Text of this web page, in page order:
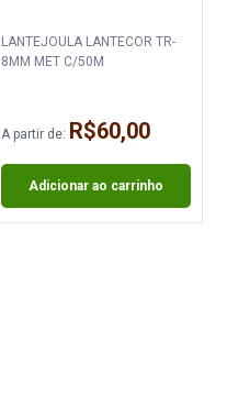
LANTEJOULA LANTECOR TR-
8MM MET C/50M
A partir de: R$60,00
Adicionar ao carrinho